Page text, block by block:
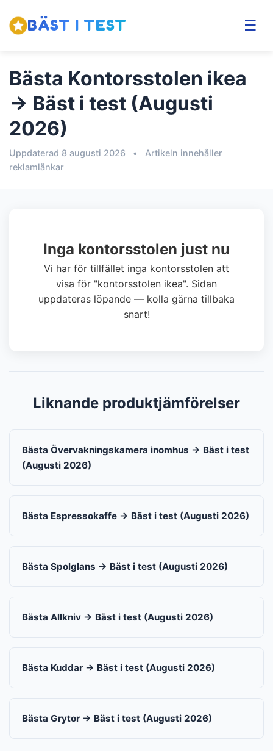
BÄST I TEST ☰
Bästa Kontorsstolen ikea
→ Bäst i test (Augusti
2026)
Uppdaterad 8 augusti 2026 •
Artikeln innehåller
reklamlänkar
Inga kontorsstolen just nu
Vi har för tillfället inga kontorsstolen att
visa för "kontorsstolen ikea". Sidan
uppdateras löpande — kolla gärna tillbaka
snart!
Liknande produktjämförelser
Bästa Övervakningskamera inomhus → Bäst i test
(Augusti 2026)
Bästa Espressokaffe → Bäst i test (Augusti 2026)
Bästa Spolglans → Bäst i test (Augusti 2026)
Bästa Allkniv → Bäst i test (Augusti 2026)
Bästa Kuddar → Bäst i test (Augusti 2026)
Bästa Grytor → Bäst i test (Augusti 2026)